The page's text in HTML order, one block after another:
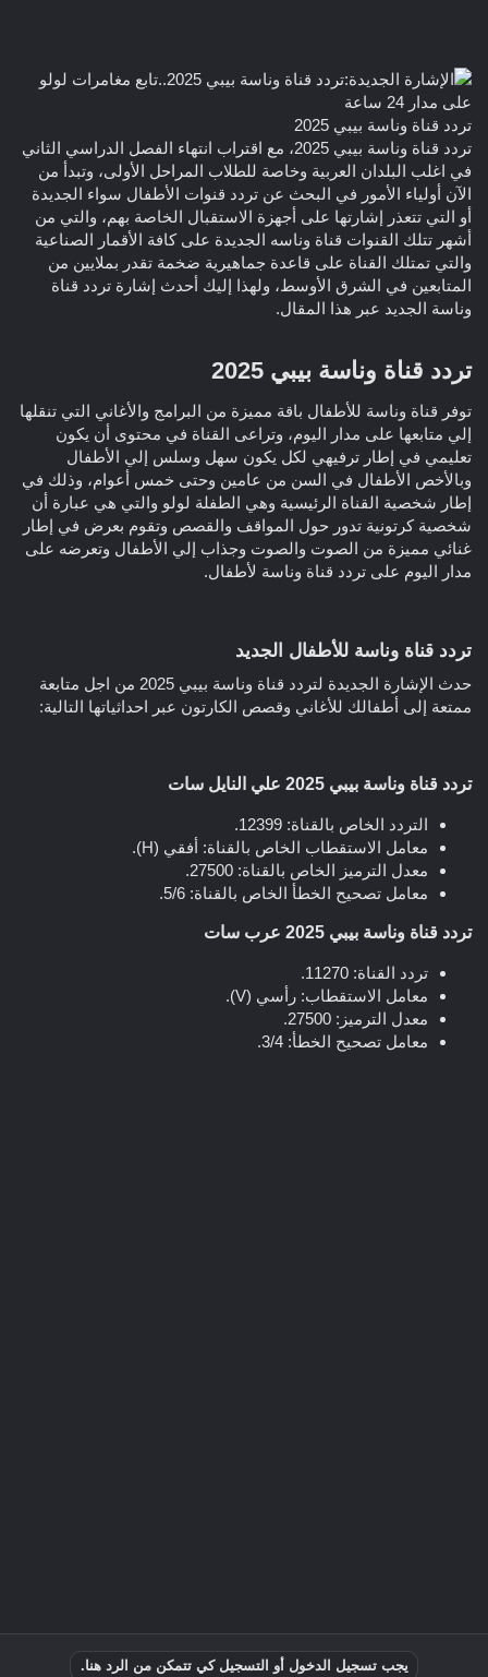
تردد قناة وناسة بيبي 2025
تردد قناة وناسة بيبي 2025، مع اقتراب انتهاء الفصل الدراسي الثاني
في اغلب البلدان العربية وخاصة للطلاب المراحل الأولى، وتبدأ من
الآن أولياء الأمور في البحث عن تردد قنوات الأطفال سواء الجديدة
أو التي تتعذر إشارتها على أجهزة الاستقبال الخاصة بهم، والتي من
أشهر تتلك القنوات قناة وناسه الجديدة على كافة الأقمار الصناعية
والتي تمتلك القناة على قاعدة جماهيرية ضخمة تقدر بملايين من
المتابعين في الشرق الأوسط، ولهذا إليك أحدث إشارة تردد قناة
وناسة الجديد عبر هذا المقال.
تردد قناة وناسة بيبي 2025​
توفر قناة وناسة للأطفال باقة مميزة من البرامج والأغاني التي تنقلها
إلي متابعها على مدار اليوم، وتراعى القناة في محتوى أن يكون
تعليمي في إطار ترفيهي لكل يكون سهل وسلس إلي الأطفال
وبالأخص الأطفال في السن من عامين وحتى خمس أعوام، وذلك في
إطار شخصية القناة الرئيسية وهي الطفلة لولو والتي هي عبارة أن
شخصية كرتونية تدور حول المواقف والقصص وتقوم بعرض في إطار
غنائي مميزة من الصوت والصوت وجذاب إلي الأطفال وتعرضه على
مدار اليوم على تردد قناة وناسة لأطفال.
تردد قناة وناسة للأطفال الجديد​
حدث الإشارة الجديدة لتردد قناة وناسة بيبي 2025 من اجل متابعة
ممتعة إلى أطفالك للأغاني وقصص الكارتون عبر احداثياتها التالية:
تردد قناة وناسة بيبي 2025 علي النايل سات​
التردد الخاص بالقناة: 12399.
معامل الاستقطاب الخاص بالقناة: أفقي (H).
معدل الترميز الخاص بالقناة: 27500.
معامل تصحيح الخطأ الخاص بالقناة: 5/6.
تردد قناة وناسة بيبي 2025 عرب سات​
تردد القناة: 11270.
معامل الاستقطاب: رأسي (V).
معدل الترميز: 27500.
معامل تصحيح الخطأ: 3/4.
يجب تسجيل الدخول أو التسجيل كي تتمكن من الرد هنا.